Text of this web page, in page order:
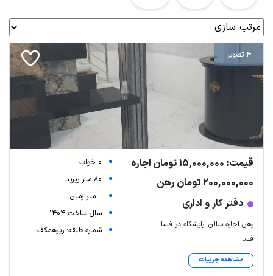
4 تصویر
قیمت: 15,000,000 تومان اجاره
200,000,000 تومان رهن
دفتر کار و اداری
رهن اجاره سالن آرایشگاه در فسا
فسا
مشاهده جزییات
0 خواب
80 متر زیربنا
-- متر زمین
سال ساخت 1404
شماره طبقه: زیرهمکف